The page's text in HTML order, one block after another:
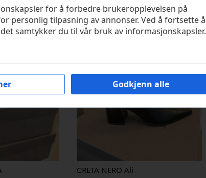
CRETA NERO Ali
for å forbedre brukeropplevelsen på
personlig tilpasning av annonser. Ved å fortsette å
samtykker du til vår bruk av informasjonskapsler.
Godkjenn alle